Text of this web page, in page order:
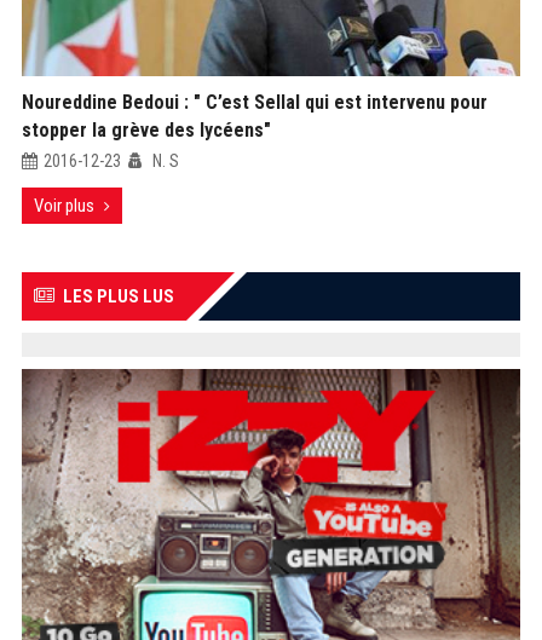
Noureddine Bedoui : " C’est Sellal qui est intervenu pour
stopper la grève des lycéens"
2016-12-23 N. S
Voir plus
LES PLUS LUS